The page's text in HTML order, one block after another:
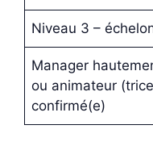
Niveau 3 –
Manager
ou animateur
confirmé(e)